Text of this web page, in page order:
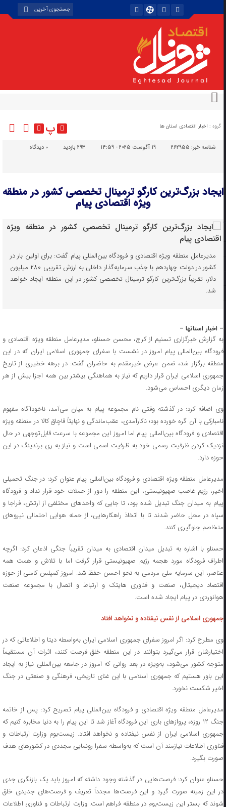
گروه : اخبار اقتصادی استان ها پ
شناسه خبر:262955 19 آگوست 2025 - 14:59 293 بازدید دیدگاه
ایجاد بزرگ‌ترین کارگو ترمینال تخصصی کشور در منطقه
ویژه اقتصادی پیام
مدیرعامل منطقه ویژه اقتصادی و فرودگاه بین‌المللی پیام گفت: برای اولین بار در
کشور در دولت چهاردهم با جذب سرمایه‌گذار داخلی به ارزش تقریبی ۲۸۰ میلیون
دلار، تقریباً بزرگ‌ترین کارگو ترمینال تخصصی کشور در این منطقه ایجاد خواهد
شد.
– اخبار استانها –
به گزارش خبرگزاری تسنیم از کرج، محسن حسنلو، مدیرعامل منطقه ویژه اقتصادی و
فرودگاه بین‌المللی پیام امروز در نشست با سفرای جمهوری اسلامی ایران که در این
منطقه برگزار شد، ضمن عرض خیرمقدم به حاضران گفت: در برهه خطیری از تاریخ
جمهوری اسلامی ایران قرار داریم که نیاز به هماهنگی بیشتر بین همه اجزا بیش از هر
زمان دیگری احساس می‌شود.
وی اضافه کرد: در گذشته وقتی نام مجموعه پیام به میان می‌آمد، ناخودآگاه مفهوم
نامبارکی با آن گره خورده بود؛ ناکارآمدی، عقب‌ماندگی و نهایتاً قاچاق کالا در منطقه ویژه
اقتصادی و فرودگاه بین‌المللی پیام اما امروز این مجموعه با سرعت قابل‌توجهی در حال
نزدیک کردن ظرفیت رسمی خود به ظرفیت اسمی است و نیاز به ری برندینگ در این
حوزه دارد.
مدیرعامل منطقه ویژه اقتصادی و فرودگاه بین‌المللی پیام عنوان کرد: در جنگ تحمیلی
اخیر، رژیم غاصب صهیونیستی، این منطقه را دور از حملات خود قرار نداد و فرودگاه
پیام به میدان جنگ تبدیل شده بود، تا جایی که واحدهای مختلفی از ارتش، فراجا و
سپاه در محل حاضر شدند تا با اتخاذ راهکارهایی، از حمله هوایی احتمالی نیروهای
متخاصم جلوگیری کنند.
حسنلو با اشاره به تبدیل میدان اقتصادی به میدان تقریباً جنگی اذعان کرد: اگرچه
اطراف فرودگاه مورد هجمه رژیم صهیونیستی قرار گرفت اما با تلاش و همت همه
عناصر، این سرمایه ملی مردمی به نحو احسن حفظ شد. امروز کمپلس کاملی از حوزه
اقتصاد دیجیتال، صنعت و فناوری هایتک و ارتباط و اتصال با مجموعه صنعت
هوانوردی در پیام ایجاد شده است.
جمهوری اسلامی از نفس نیفتاده و نخواهد افتاد
وی مطرح کرد: اگر امروز سفرای جمهوری اسلامی ایران به‌واسطه دیتا و اطلاعاتی که در
اختیارشان قرار می‌گیرد بتوانند در این منطقه خلق فرصت کنند، اثرات آن مستقیماً
متوجه کشور می‌شود، به‌ویژه در بعد روانی که امروز در جامعه بین‌المللی نیاز به ایجاد
این باور هستیم که جمهوری اسلامی با این غنای تاریخی، فرهنگی و صنعتی در جنگ
اخیر شکست نخورد.
مدیرعامل منطقه ویژه اقتصادی و فرودگاه بین‌المللی پیام تصریح کرد: پس از خاتمه
جنگ ۱۲ روزه، پروازهای باری این فرودگاه آغاز شد تا این پیام را به دنیا مخابره کنیم که
جمهوری اسلامی ایران از نفس نیفتاده و نخواهد افتاد. زیست‌بوم وزارت ارتباطات و
فناوری اطلاعات نیازمند آن است که به‌واسطه سفرا رونمایی مجددی در کشورهای هدف
صورت بگیرد.
حسنلو عنوان کرد: فرصت‌هایی در گذشته وجود داشته که امروز باید یک بازنگری جدی
در این زمینه صورت گیرد و این فرصت‌ها مجدداً تعریف و فرصت‌های جدیدی خلق
شوند که بستر این زیست‌بوم در منطقه فراهم است. وزارت ارتباطات و فناوری اطلاعات